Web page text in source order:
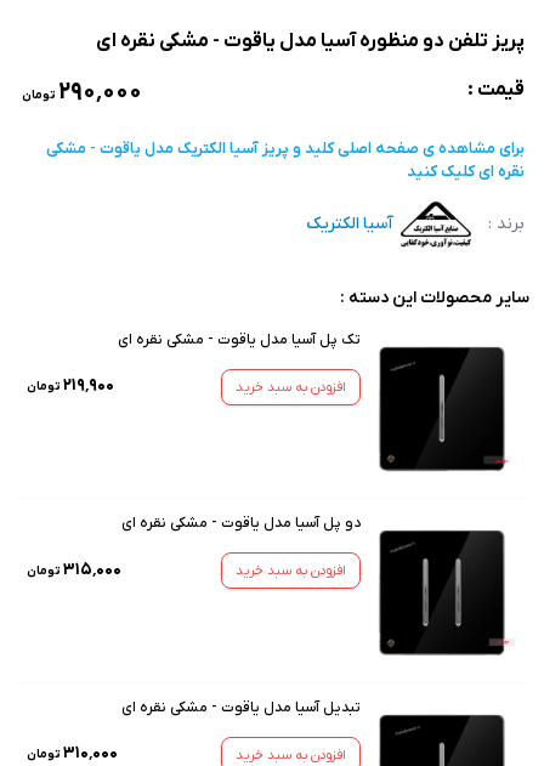
پریز تلفن دو منظوره آسیا مدل یاقوت - مشکی نقره ای
قیمت :
۲۹۰٬۰۰۰ تومان
برای مشاهده ی صفحه اصلیکلید و پریز آسیا الکتریک مدل یاقوت - مشکی
نقره ایکلیک کنید
برند : آسیا الکتریک
سایر محصولات این دسته :
تک پل آسیا مدل یاقوت - مشکی نقره ای
افزودن به سبد خرید ۲۱۹٬۹۰۰ تومان
دو پل آسیا مدل یاقوت - مشکی نقره ای
افزودن به سبد خرید ۳۱۵٬۰۰۰ تومان
تبدیل آسیا مدل یاقوت - مشکی نقره ای
افزودن به سبد خرید ۳۱۰٬۰۰۰ تومان